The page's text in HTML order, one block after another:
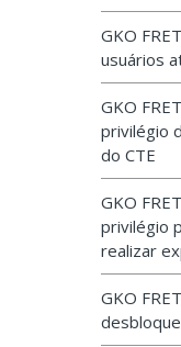
GKO
usuários
GKO
privilégio
do CTE
GKO
privilégio
realizar
GKO